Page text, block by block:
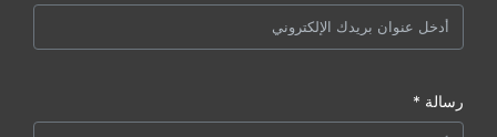
رسالة *